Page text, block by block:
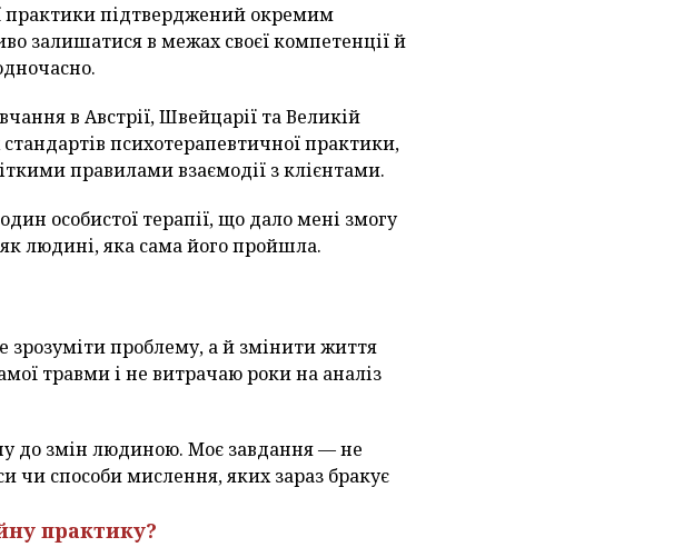
практики підтверджений окремим
залишатися в межах своєї компетенції й
в Австрії, Швейцарії та Великій
психотерапевтичної практики,
правилами взаємодії з клієнтами.
особистої терапії, що дало мені змогу
людині, яка сама його пройшла.
зрозуміти проблему, а й змінити життя
травми і не витрачаю роки на аналіз
до змін людиною. Моє завдання — не
чи способи мислення, яких зараз бракує
практику?